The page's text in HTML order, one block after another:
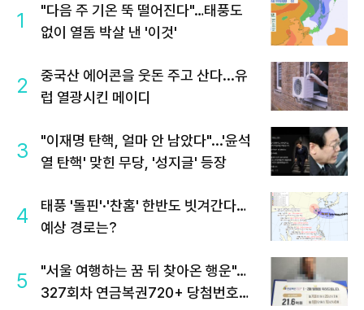
1
"다음 주 기온 뚝 떨어진다"…태풍도
없이 열돔 박살 낸 '이것'
2
중국산 에어콘을 웃돈 주고 산다...유
럽 열광시킨 메이디
3
"이재명 탄핵, 얼마 안 남았다"...'윤석
열 탄핵' 맞힌 무당, '성지글' 등장
4
태풍 '돌핀'·'찬홈' 한반도 빗겨간다…
예상 경로는?
5
"서울 여행하는 꿈 뒤 찾아온 행운"…
327회차 연금복권720+ 당첨번호조